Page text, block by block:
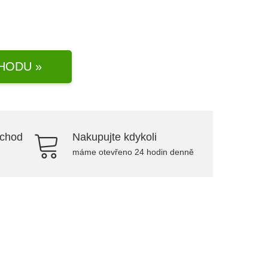
»
Nakupujte kdykoli
máme otevřeno 24 hodin denně